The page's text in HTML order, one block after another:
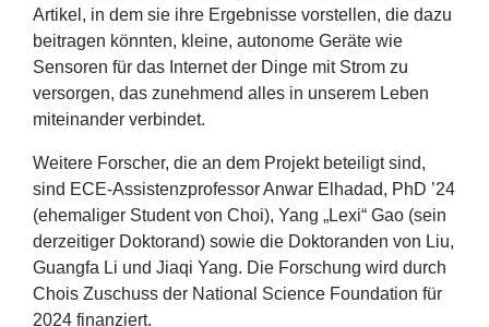
Artikel, in dem sie ihre Ergebnisse vorstellen, die dazu
beitragen könnten, kleine, autonome Geräte wie
Sensoren für das Internet der Dinge mit Strom zu
versorgen, das zunehmend alles in unserem Leben
miteinander verbindet.
Weitere Forscher, die an dem Projekt beteiligt sind,
sind ECE-Assistenzprofessor Anwar Elhadad, PhD ’24
(ehemaliger Student von Choi), Yang „Lexi“ Gao (sein
derzeitiger Doktorand) sowie die Doktoranden von Liu,
Guangfa Li und Jiaqi Yang. Die Forschung wird durch
Chois Zuschuss der National Science Foundation für
2024 finanziert.